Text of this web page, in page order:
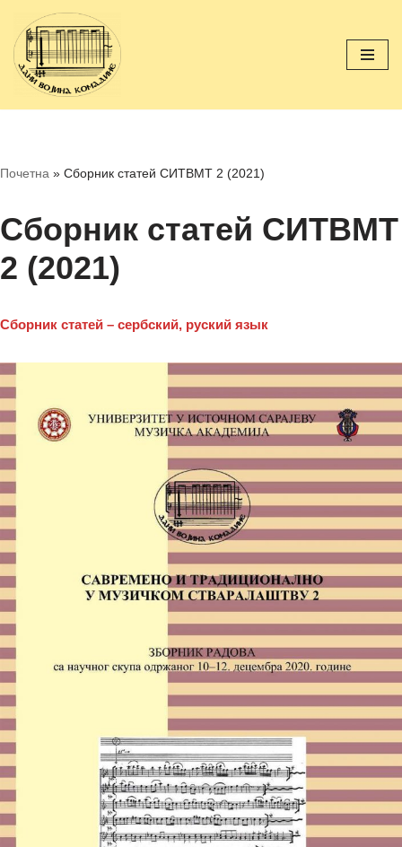
Перейти
к
содержимому
Почетна » Сборник статей СИТВМТ 2 (2021)
Сборник статей СИТВМТ
2 (2021)
Сборник статей – сербский, руский язык